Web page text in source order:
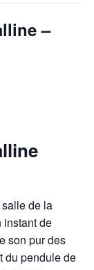
–
de la
instant de
son pur des
du pendule de